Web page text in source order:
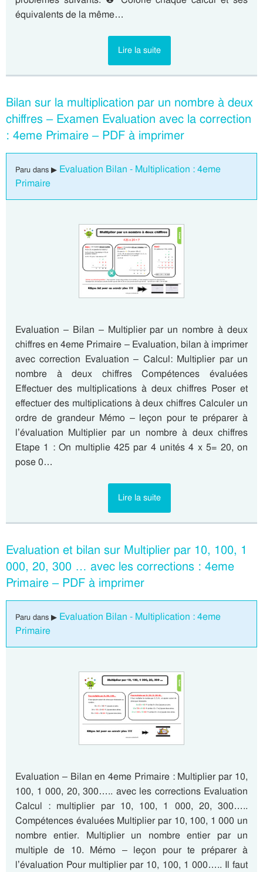
équivalents de la même…
Lire la suite
Bilan sur la multiplication par un nombre à deux
chiffres – Examen Evaluation avec la correction
: 4eme Primaire – PDF à imprimer
Paru dans ▶ Evaluation Bilan - Multiplication : 4eme
Primaire
Evaluation – Bilan – Multiplier par un nombre à deux
chiffres en 4eme Primaire – Evaluation, bilan à imprimer
avec correction Evaluation – Calcul: Multiplier par un
nombre à deux chiffres Compétences évaluées
Effectuer des multiplications à deux chiffres Poser et
effectuer des multiplications à deux chiffres Calculer un
ordre de grandeur Mémo – leçon pour te préparer à
l’évaluation Multiplier par un nombre à deux chiffres
Etape 1 : On multiplie 425 par 4 unités 4 x 5= 20, on
pose 0…
Lire la suite
Evaluation et bilan sur Multiplier par 10, 100, 1
000, 20, 300 … avec les corrections : 4eme
Primaire – PDF à imprimer
Paru dans ▶ Evaluation Bilan - Multiplication : 4eme
Primaire
Evaluation – Bilan en 4eme Primaire : Multiplier par 10,
100, 1 000, 20, 300….. avec les corrections Evaluation
Calcul : multiplier par 10, 100, 1 000, 20, 300…..
Compétences évaluées Multiplier par 10, 100, 1 000 un
nombre entier. Multiplier un nombre entier par un
multiple de 10. Mémo – leçon pour te préparer à
l’évaluation Pour multiplier par 10, 100, 1 000….. Il faut